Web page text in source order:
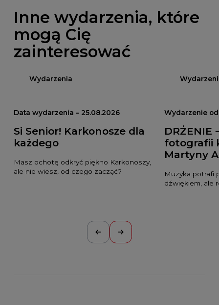
Inne wydarzenia, które
mogą Cię
zainteresować
Wydarzenia
Data wydarzenia – 25.08.2026
Si Senior! Karkonosze dla
każdego
Masz ochotę odkryć piękno Karkonoszy,
ale nie wiesz, od czego zacząć?
Wydarzenie
DRŻENIE
fotografii
Martyny
Muzyka potrafi
dźwiękiem, ale